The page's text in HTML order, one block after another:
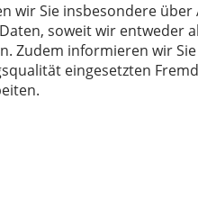
Sie insbesondere über
soweit wir entweder
Zudem informieren wir
eingesetzten